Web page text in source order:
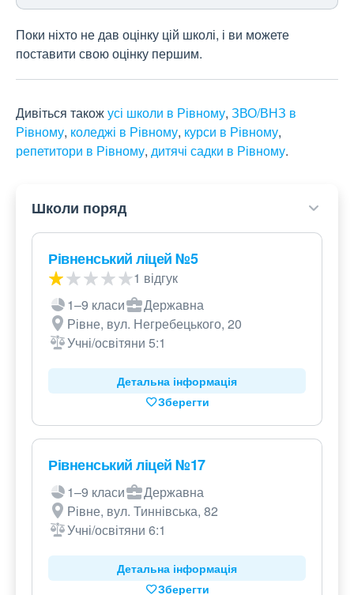
Поки ніхто не дав оцінку цій школі, і ви можете
поставити свою оцінку першим.
Дивіться такожусі школи в Рівному, ЗВО/ВНЗ в
Рівному, коледжі в Рівному, курси в Рівному,
репетитори в Рівному, дитячі садки в Рівному.
Школи поряд
Рівненський ліцей №5
1 відгук
1–9 класи
Державна
Рівне, вул. Негребецького, 20
Учні/освітяни 5:1
Детальна інформація
Зберегти
Рівненський ліцей №17
1–9 класи
Державна
Рівне, вул. Тиннівська, 82
Учні/освітяни 6:1
Детальна інформація
Зберегти